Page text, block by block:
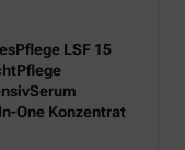
LSF 15
One Konzentrat